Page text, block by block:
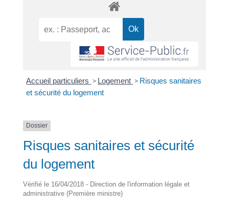
Accueil particuliers > Logement > Risques sanitaires
et sécurité du logement
Dossier
Risques sanitaires et sécurité
du logement
Vérifié le 16/04/2018 - Direction de l'information légale et
administrative (Première ministre)